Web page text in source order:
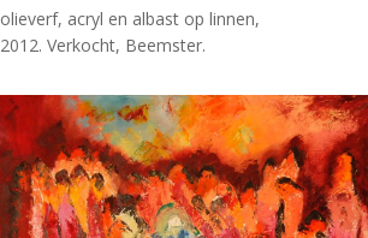
olieverf, acryl en albast op linnen,
2012. Verkocht, Beemster.